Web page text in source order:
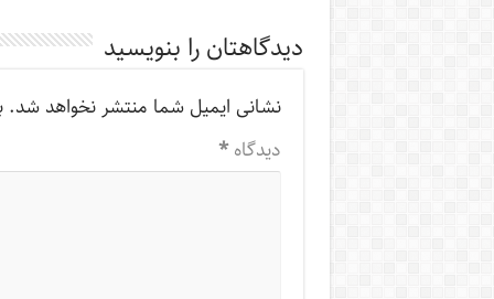
دیدگاهتان را بنویسید
نشانی ایمیل شما منتشر نخواهد شد.
دیدگاه*